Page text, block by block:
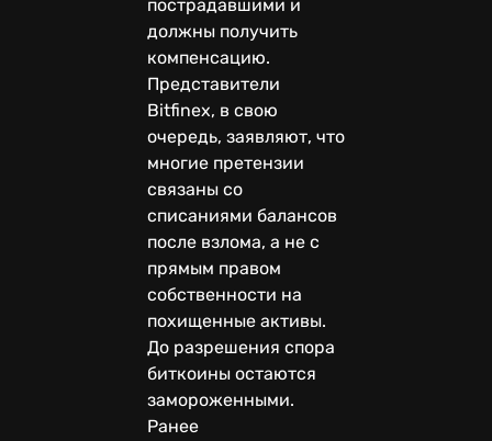
пострадавшими и
должны получить
компенсацию.
Представители
Bitfinex, в свою
очередь, заявляют, что
многие претензии
связаны со
списаниями балансов
после взлома, а не с
прямым правом
собственности на
похищенные активы.
До разрешения спора
биткоины остаются
замороженными.
Ранее